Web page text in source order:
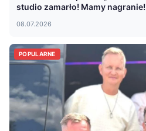
studio zamarło! Mamy nagranie!
08.07.2026
POPULARNE